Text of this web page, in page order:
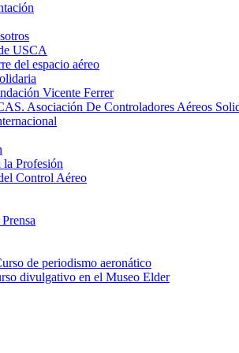
USCA
del espacio aéreo
Vicente Ferrer
Asociación De Controladores Aéreos
la Profesión
Control Aéreo
de periodismo aeronático
divulgativo en el Museo Elder